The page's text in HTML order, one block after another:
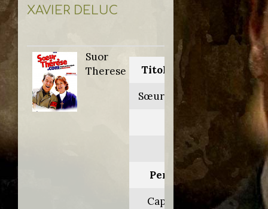
XAVIER DELUC
Suor
Therese
Titolo originale:
SœurThérèse.com
Anno:
2004
Personaggio:
Capitano Colin